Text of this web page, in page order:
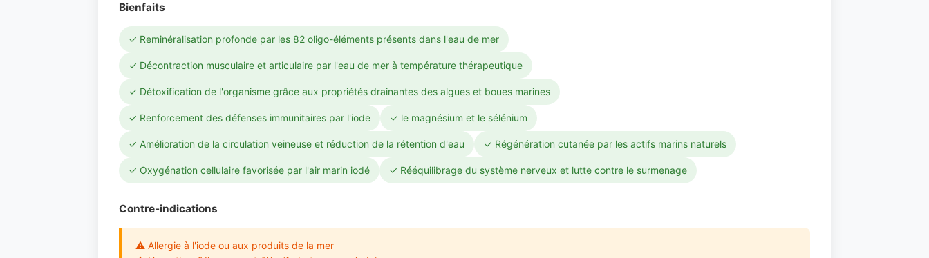
Bienfaits
✓ Reminéralisation profonde par les 82 oligo-éléments présents dans l'eau de mer
✓ Décontraction musculaire et articulaire par l'eau de mer à température thérapeutique
✓ Détoxification de l'organisme grâce aux propriétés drainantes des algues et boues marines
✓ Renforcement des défenses immunitaires par l'iode ✓ le magnésium et le sélénium
✓ Amélioration de la circulation veineuse et réduction de la rétention d'eau ✓ Régénération cutanée par les actifs marins naturels
✓ Oxygénation cellulaire favorisée par l'air marin iodé ✓ Rééquilibrage du système nerveux et lutte contre le surmenage
Contre-indications
⚠ Allergie à l'iode ou aux produits de la mer